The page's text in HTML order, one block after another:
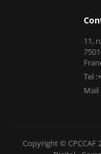
11,
Tel
Mail
Copyright © CPCCAF